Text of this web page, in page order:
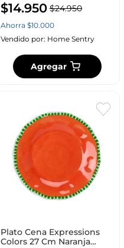
$14.950 $24.950
Ahorra $10.000
Vendido por: Home Sentry
Agregar
Plato Cena Expressions
Colors 27 Cm Naranja